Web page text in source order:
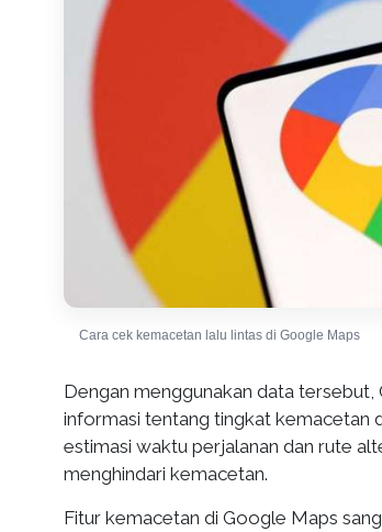
Cara cek kemacetan lalu lintas di Google Maps
Dengan menggunakan data
informasi tentang tingkat kemacetan
estimasi waktu perjalanan dan rute
menghindari kemacetan.
Fitur kemacetan di Google Maps